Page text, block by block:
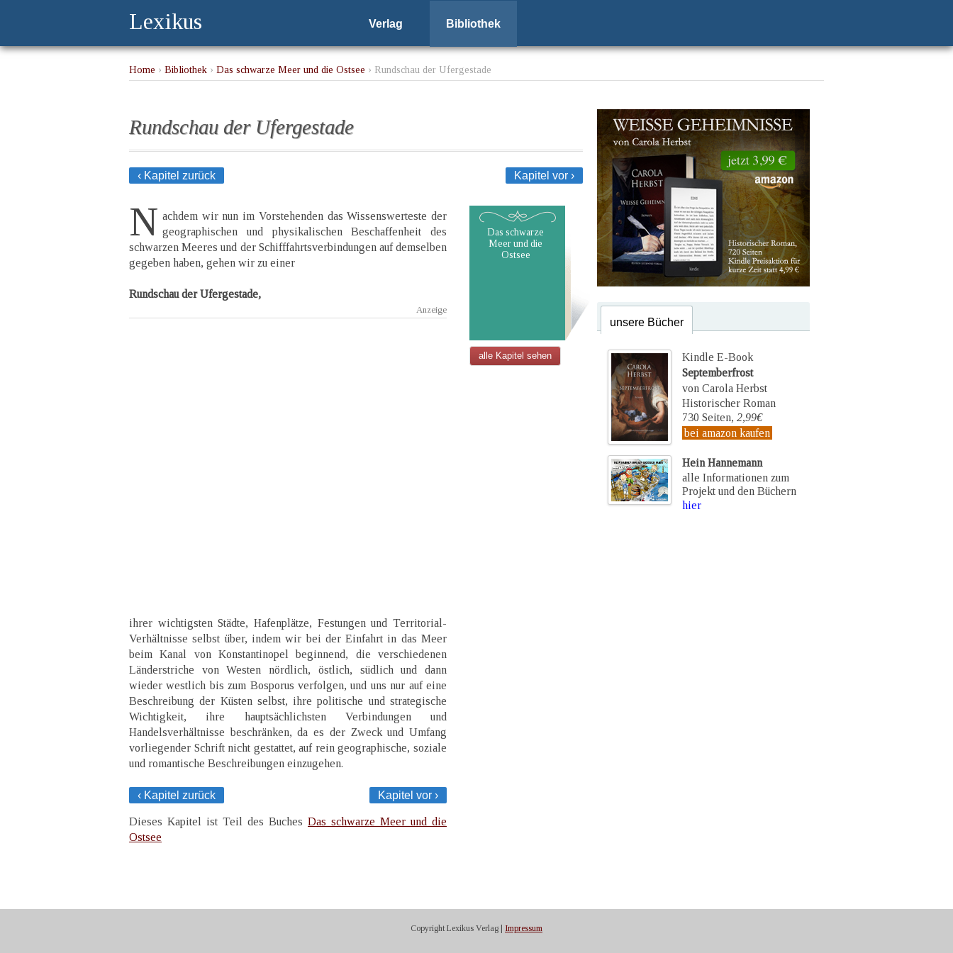
Lexikus Verlag Bibliothek
Home › Bibliothek › Das schwarze Meer und die Ostsee › Rundschau der Ufergestade
Rundschau der Ufergestade
‹ Kapitel zurück Kapitel vor ›
N achdem wir nun im Vorstehenden das Wissenswerteste der
geographischen und physikalischen Beschaffenheit des
schwarzen Meeres und der Schifffahrtsverbindungen auf demselben
gegeben haben, gehen wir zu einer
Rundschau der Ufergestade,
ihrer wichtigsten Städte, Hafenplätze, Festungen und Territorial-
Verhältnisse selbst über, indem wir bei der Einfahrt in das Meer
beim Kanal von Konstantinopel beginnend, die verschiedenen
Länderstriche von Westen nördlich, östlich, südlich und dann
wieder westlich bis zum Bosporus verfolgen, und uns nur auf eine
Beschreibung der Küsten selbst, ihre politische und strategische
Wichtigkeit, ihre hauptsächlichsten Verbindungen und
Handelsverhältnisse beschränken, da es der Zweck und Umfang
vorliegender Schrift nicht gestattet, auf rein geographische, soziale
und romantische Beschreibungen einzugehen.
‹ Kapitel zurück Kapitel vor ›
Dieses Kapitel ist Teil des Buches Das schwarze Meer und die
Ostsee
Das schwarze
Meer und die
Ostsee
alle Kapitel sehen
unsere Bücher
Kindle E-Book
Septemberfrost
von Carola Herbst
Historischer Roman
730 Seiten, 2,99€
bei amazon kaufen
Hein Hannemann
alle Informationen zum
Projekt und den Büchern
hier
Copyright Lexikus Verlag | Impressum